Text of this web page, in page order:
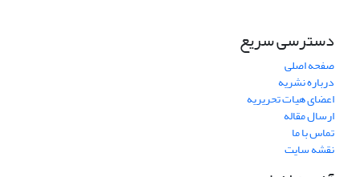
دسترسی سریع
صفحه اصلی
درباره نشریه
اعضای هیات تحریریه
ارسال مقاله
تماس با ما
نقشه سایت